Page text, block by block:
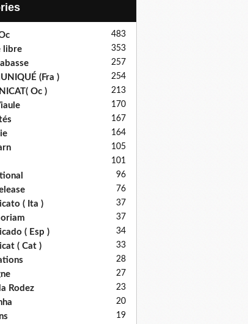
483
libre 353
257
(Fra ) 254
Oc ) 213
170
167
164
105
101
96
76
( Ita ) 37
37
( Esp ) 34
( Cat ) 33
28
27
Rodez 23
20
19